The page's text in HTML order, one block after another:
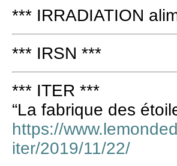
*** IRRADIATION
*** IRSN ***
*** ITER ***
“La fabrique des
https://
iter/2019/11/22/